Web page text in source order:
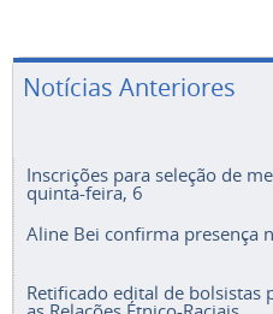
Notícias Anteriores
Inscrições para seleção de
quinta-feira, 6
Aline Bei confirma presença
Retificado edital de bolsistas